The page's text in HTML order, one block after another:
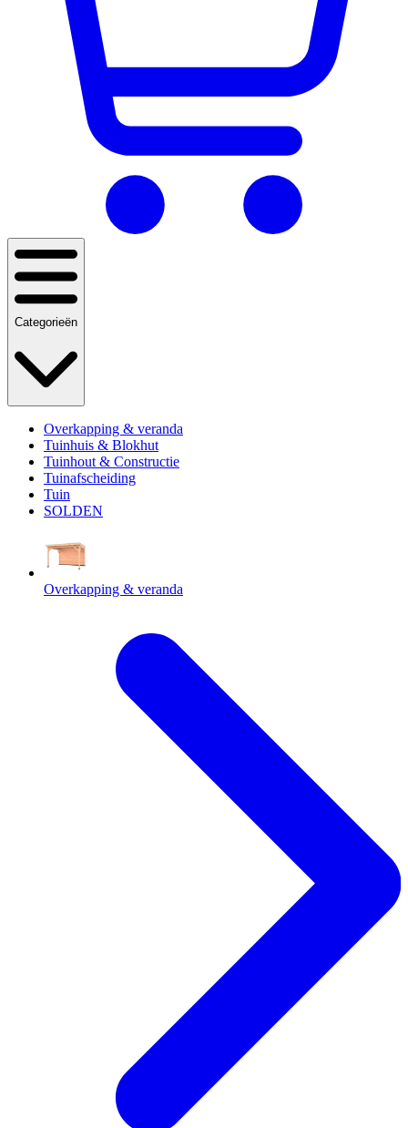
Categorieën
Overkapping & veranda
Tuinhuis & Blokhut
Tuinhout & Constructie
Tuinafscheiding
Tuin
SOLDEN
Overkapping & veranda